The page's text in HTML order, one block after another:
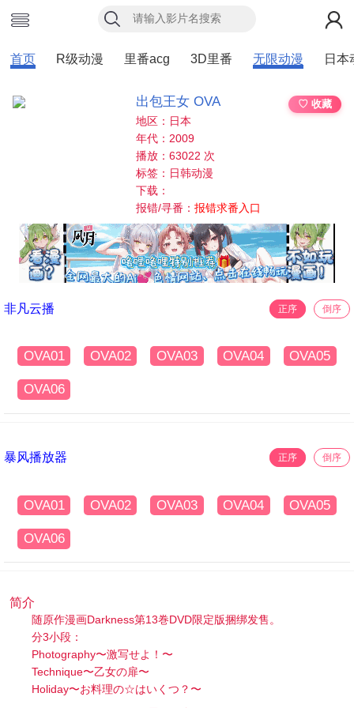
首页 R级动漫 里番acg 3D里番 无限动漫 日本
出包王女 OVA
♡ 收藏
地区：日本
年代：2009
播放：63022 次
标签：日韩动漫
下载：
报错/寻番：报错求番入口
非凡云播 正序 倒序
OVA01 OVA02 OVA03 OVA04 OVA05
OVA06
暴风播放器 正序 倒序
OVA01 OVA02 OVA03 OVA04 OVA05
OVA06
简介
随原作漫画Darkness第13巻DVD限定版捆绑发售。
分3小段：
Photography〜激写せよ！〜
Technique〜乙女の扉〜
Holiday〜お料理の☆はいくつ？〜